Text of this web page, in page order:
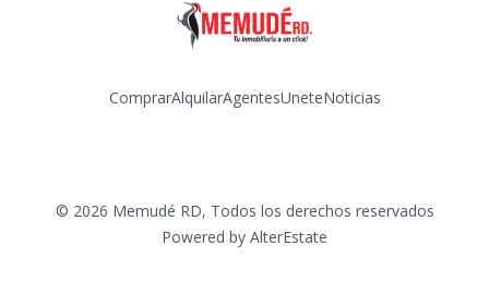
ComprarAlquilarAgentesUneteNoticias
© 2026 Memudé RD, Todos los derechos reservados
Powered by AlterEstate